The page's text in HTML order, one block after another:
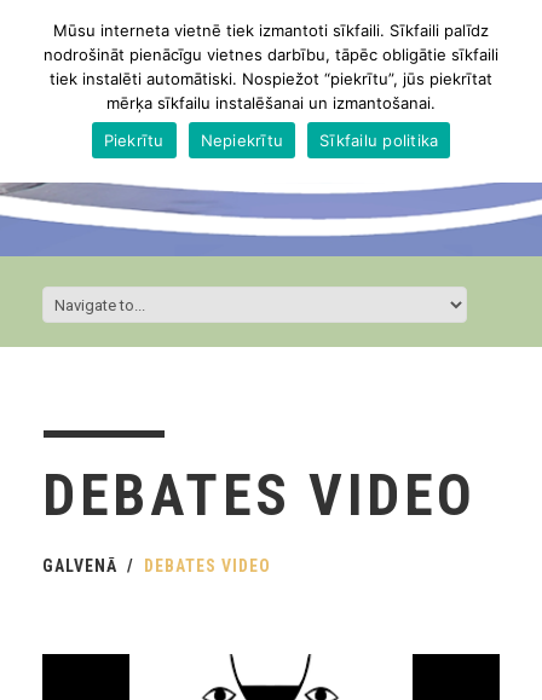
DEBATES VIDEO
GALVENĀ DEBATES VIDEO
Mūsu interneta vietnē tiek izmantoti sīkfaili. Sīkfaili palīdz
nodrošināt pienācīgu vietnes darbību, tāpēc obligātie sīkfaili
tiek instalēti automātiski. Nospiežot “piekrītu”, jūs piekrītat
mērķa sīkfailu instalēšanai un izmantošanai.
Piekrītu
Nepiekrītu Sīkfailu politika